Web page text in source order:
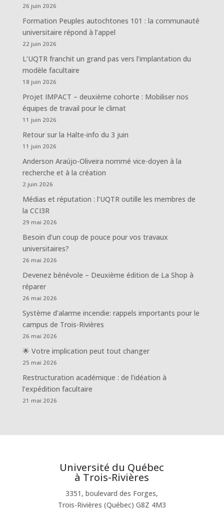
26 juin 2026
Formation Peuples autochtones 101 : la communauté
universitaire répond à l’appel
22 juin 2026
L’UQTR franchit un grand pas vers l’implantation du
modèle facultaire
18 juin 2026
Projet IMPACT – deuxième cohorte : Mobiliser nos
équipes de travail pour le climat
11 juin 2026
Retour sur la Halte-info du 3 juin
11 juin 2026
Anderson Araújo-Oliveira nommé vice-doyen à la
recherche et à la création
2 juin 2026
Médias et réputation : l’UQTR outille les membres de
la CCI3R
29 mai 2026
Besoin d’un coup de pouce pour vos travaux
universitaires?
26 mai 2026
Devenez bénévole – Deuxième édition de La Shop à
réparer
26 mai 2026
Système d’alarme incendie: rappels importants pour le
campus de Trois-Rivières
26 mai 2026
🌟 Votre implication peut tout changer
25 mai 2026
Restructuration académique : de l’idéation à
l’expédition facultaire
21 mai 2026
Université du Québec
à Trois-Rivières
3351, boulevard des Forges,
Trois-Rivières (Québec) G8Z 4M3